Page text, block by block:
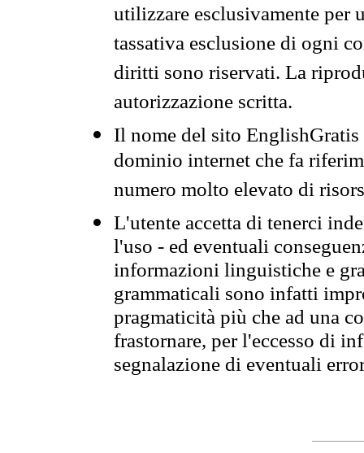
utilizzare esclusivamente per
tassativa esclusione di ogni
diritti sono riservati. La
autorizzazione scritta.
Il nome del sito
dominio internet che fa
numero molto elevato di
L'utente accetta di tenerci
l'uso - ed eventuali
informazioni linguistiche e
grammaticali sono infatti
pragmaticità più che ad una
frastornare, per l'eccesso di
segnalazione di eventuali